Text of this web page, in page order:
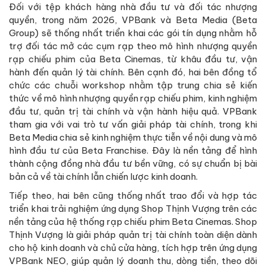
Đối với tệp khách hàng nhà đầu tư và đối tác nhượng
quyền, trong năm 2026, VPBank và Beta Media (Beta
Group) sẽ thống nhất triển khai các gói tín dụng nhằm hỗ
trợ đối tác mở các cụm rạp theo mô hình nhượng quyền
rạp chiếu phim của Beta Cinemas, từ khâu đầu tư, vận
hành đến quản lý tài chính. Bên cạnh đó, hai bên đồng tổ
chức các chuỗi workshop nhằm tập trung chia sẻ kiến
thức về mô hình nhượng quyền rạp chiếu phim, kinh nghiệm
đầu tư, quản trị tài chính và vận hành hiệu quả. VPBank
tham gia với vai trò tư vấn giải pháp tài chính, trong khi
Beta Media chia sẻ kinh nghiệm thực tiễn về nội dung và mô
hình đầu tư của Beta Franchise. Đây là nền tảng để hình
thành cộng đồng nhà đầu tư bền vững, có sự chuẩn bị bài
bản cả về tài chính lẫn chiến lược kinh doanh.
Tiếp theo, hai bên cũng thống nhất trao đổi và hợp tác
triển khai trải nghiệm ứng dụng Shop Thịnh Vượng trên các
nền tảng của hệ thống rạp chiếu phim Beta Cinemas. Shop
Thịnh Vượng là giải pháp quản trị tài chính toàn diện dành
cho hộ kinh doanh và chủ cửa hàng, tích hợp trên ứng dụng
VPBank NEO, giúp quản lý doanh thu, dòng tiền, theo dõi